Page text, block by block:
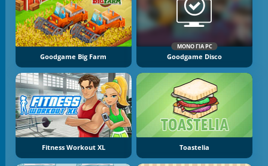
Goodgame Big Farm
ΜΌΝΟ ΓΙΑ PC
Goodgame Disco
Fitness Workout XL Toastelia